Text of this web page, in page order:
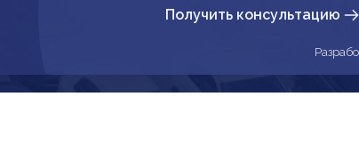
Получить консультацию